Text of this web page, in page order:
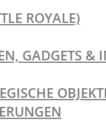
ROYALE)
GADGETS &